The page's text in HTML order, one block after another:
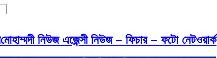
মোহাম্মদী নিউজ এজেন্সী নিউজ – ফিচার – ফটো নেটওয়ার্ক